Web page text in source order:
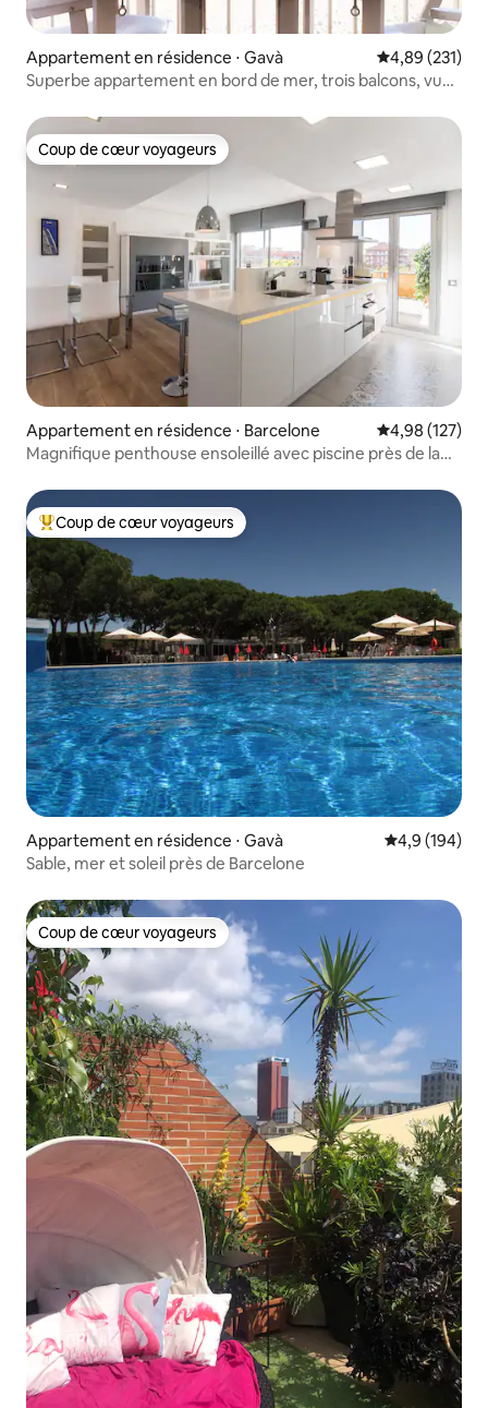
Appartement en résidence ⋅ Gavà Évaluation
4,89 (231)
Superbe appartement en bord de mer, trois balcons, vue
Coup de cœur voyageurs
Coup de cœur voyageurs
Appartement en résidence ⋅ Barcelone Évaluation
4,98 (127)
Magnifique penthouse ensoleillé avec piscine près de la
Coups de cœur voyageurs les plus appréciés
Coup de cœur voyageurs
Appartement en résidence ⋅ Gavà Évaluation
4,9 (194)
Sable, mer et soleil près de Barcelone
Coup de cœur voyageurs
Coup de cœur voyageurs